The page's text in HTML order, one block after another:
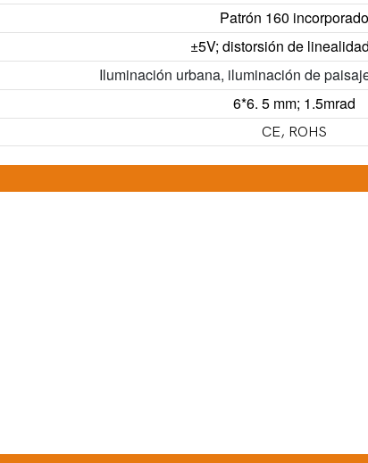
Patrón 160 incorporado
±5V; distorsión de
Iluminación urbana, iluminación de
6*6. 5 mm; 1.5mrad
CE, ROHS